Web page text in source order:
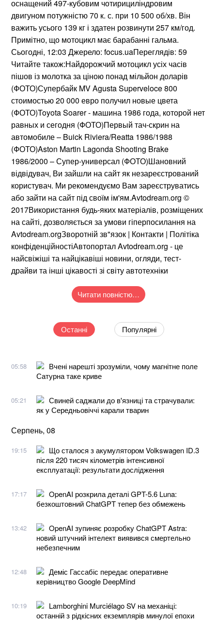
оснащений 497-кубовим чотирициліндровим
двигуном потужністю 70 к. с. при 10 500 об/хв. Він
важить усього 139 кг і здатен розвинути 257 км/год.
Примітно, що мотоцикл має барабанні гальма.
Сьогодні, 12:03 Джерело: focus.uaПереглядів: 59
Читайте також:Найдорожчий мотоцикл усіх часів
пішов із молотка за ціною понад мільйон доларів
(ФОТО)Супербайк MV Agusta Superveloce 800
стоимостью 20 000 евро получил новые цвета
(ФОТО)Toyota Soarer - машина 1986 года, которой нет
равных и сегодня (ФОТО)Первый тач-скрин на
автомобиле – Buick Riviera/Reatta 1986/1988
(ФОТО)Aston Martin Lagonda Shooting Brake
1986/2000 – Супер-универсал (ФОТО)Шановний
відвідувач, Ви зайшли на сайт як незареєстрований
користувач. Ми рекомендуємо Вам зареєструватись
або зайти на сайт під своїм ім'ям.Avtodream.org ©
2017Використання будь-яких матеріалів, розміщених
на сайті, дозволяється за умови гіперпосилання на
Avtodream.orgЗворотній зв"язок | Контакти | Політіка
конфіденційностіАвтопортал Avtodream.org - це
найсвіжіші та найцікавіші новини, огляди, тест-
драйви та інші цікавості зі світу автотехніки
Читати повністю…
Останні Популярні
05:58
Вчені нарешті зрозуміли, чому магнітне поле
Сатурна таке криве
05:21
Свиней саджали до в'язниці та страчували:
як у Середньовіччі карали тварин
Серпень, 08
19:15
Що сталося з акумулятором Volkswagen ID.3
після 220 тисяч кілометрів інтенсивної
експлуатації: результати дослідження
17:17
OpenAI розкрила деталі GPT-5.6 Luna:
безкоштовний ChatGPT тепер без обмежень
13:42
OpenAI зупиняє розробку ChatGPT Astra:
новий штучний інтелект виявився смертельно
небезпечним
12:48
Деміс Гассабіс передає оперативне
керівництво Google DeepMind
10:19
Lamborghini Murciélago SV на механіці:
останній з рідкісних екземплярів минулої епохи